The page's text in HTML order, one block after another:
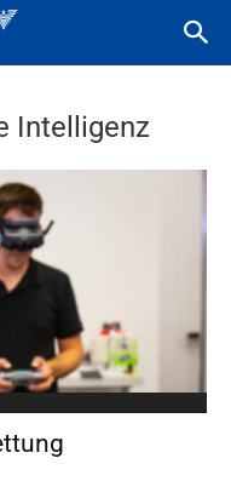
Intelligenz